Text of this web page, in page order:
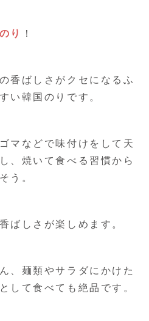
り ！
香ばしさがクセになるふ
い韓国のりです。
マなどで味付けをして天
、焼いて食べる習慣から
う。
ばしさが楽しめます。
、麺類やサラダにかけた
して食べても絶品です。